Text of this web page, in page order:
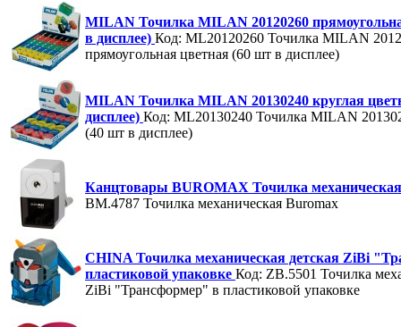
MILAN Точилка MILAN 20120260
в дисплее) Код: ML20120260 Точилка MILAN
прямоугольная цветная (60 шт в дисплее)
MILAN Точилка MILAN 20130240 круглая
дисплее) Код: ML20130240 Точилка MILAN
(40 шт в дисплее)
Канцтовары BUROMAX Точилка
BM.4787 Точилка механическая Buromax
CHINA Точилка механическая детская ZiBi
пластиковой упаковке Код: ZB.5501 Точилка
ZiBi "Трансформер" в пластиковой упаковке